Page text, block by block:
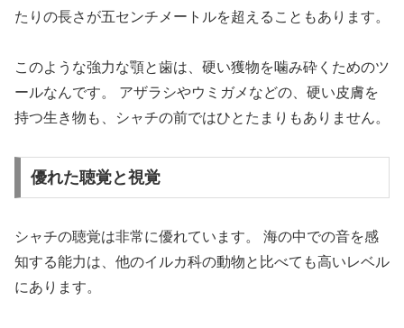
たりの長さが五センチメートルを超えることもあります。
このような強力な顎と歯は、硬い獲物を噛み砕くためのツ
ールなんです。 アザラシやウミガメなどの、硬い皮膚を
持つ生き物も、シャチの前ではひとたまりもありません。
優れた聴覚と視覚
シャチの聴覚は非常に優れています。 海の中での音を感
知する能力は、他のイルカ科の動物と比べても高いレベル
にあります。